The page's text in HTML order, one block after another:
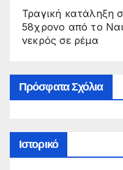
Τραγική κατάληξη
58χρονο από το
νεκρός σε ρέμα
Πρόσφατα Σχόλια
Ιστορικό